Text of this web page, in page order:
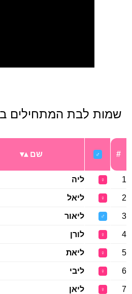
שמות לבת המתחילים
#
♂ שם
1
♀ ליה
2
♀ ליאל
3
♂ ליאור
4
♀ לורן
5
♀ ליאת
6
♀ ליבי
7
♀ ליאן